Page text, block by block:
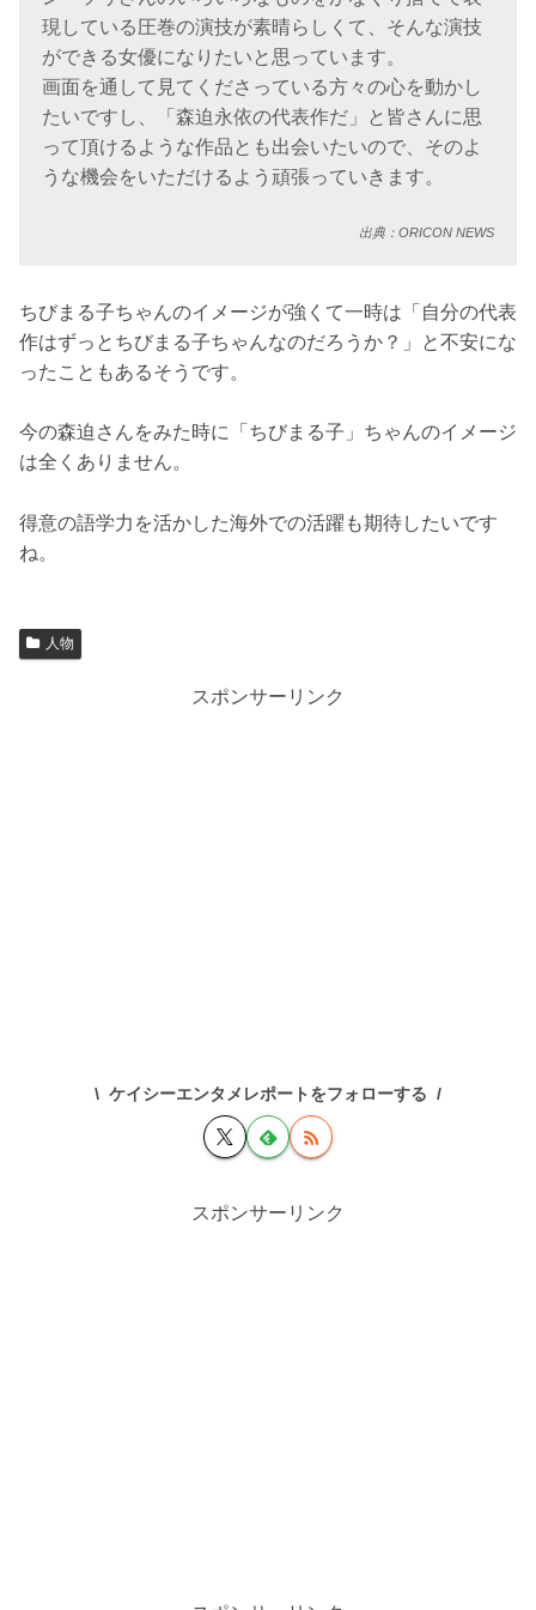
現している圧巻の演技が素晴らしくて、そんな演技
ができる女優になりたいと思っています。
画面を通して見てくださっている方々の心を動かし
たいですし、「森迫永依の代表作だ」と皆さんに思
って頂けるような作品とも出会いたいので、そのよ
うな機会をいただけるよう頑張っていきます。
出典：ORICON NEWS
ちびまる子ちゃんのイメージが強くて一時は「自分の代表
作はずっとちびまる子ちゃんなのだろうか？」と不安にな
ったこともあるそうです。
今の森迫さんをみた時に「ちびまる子」ちゃんのイメージ
は全くありません。
得意の語学力を活かした海外での活躍も期待したいです
ね。
人物
スポンサーリンク
ケイシーエンタメレポートをフォローする
スポンサーリンク